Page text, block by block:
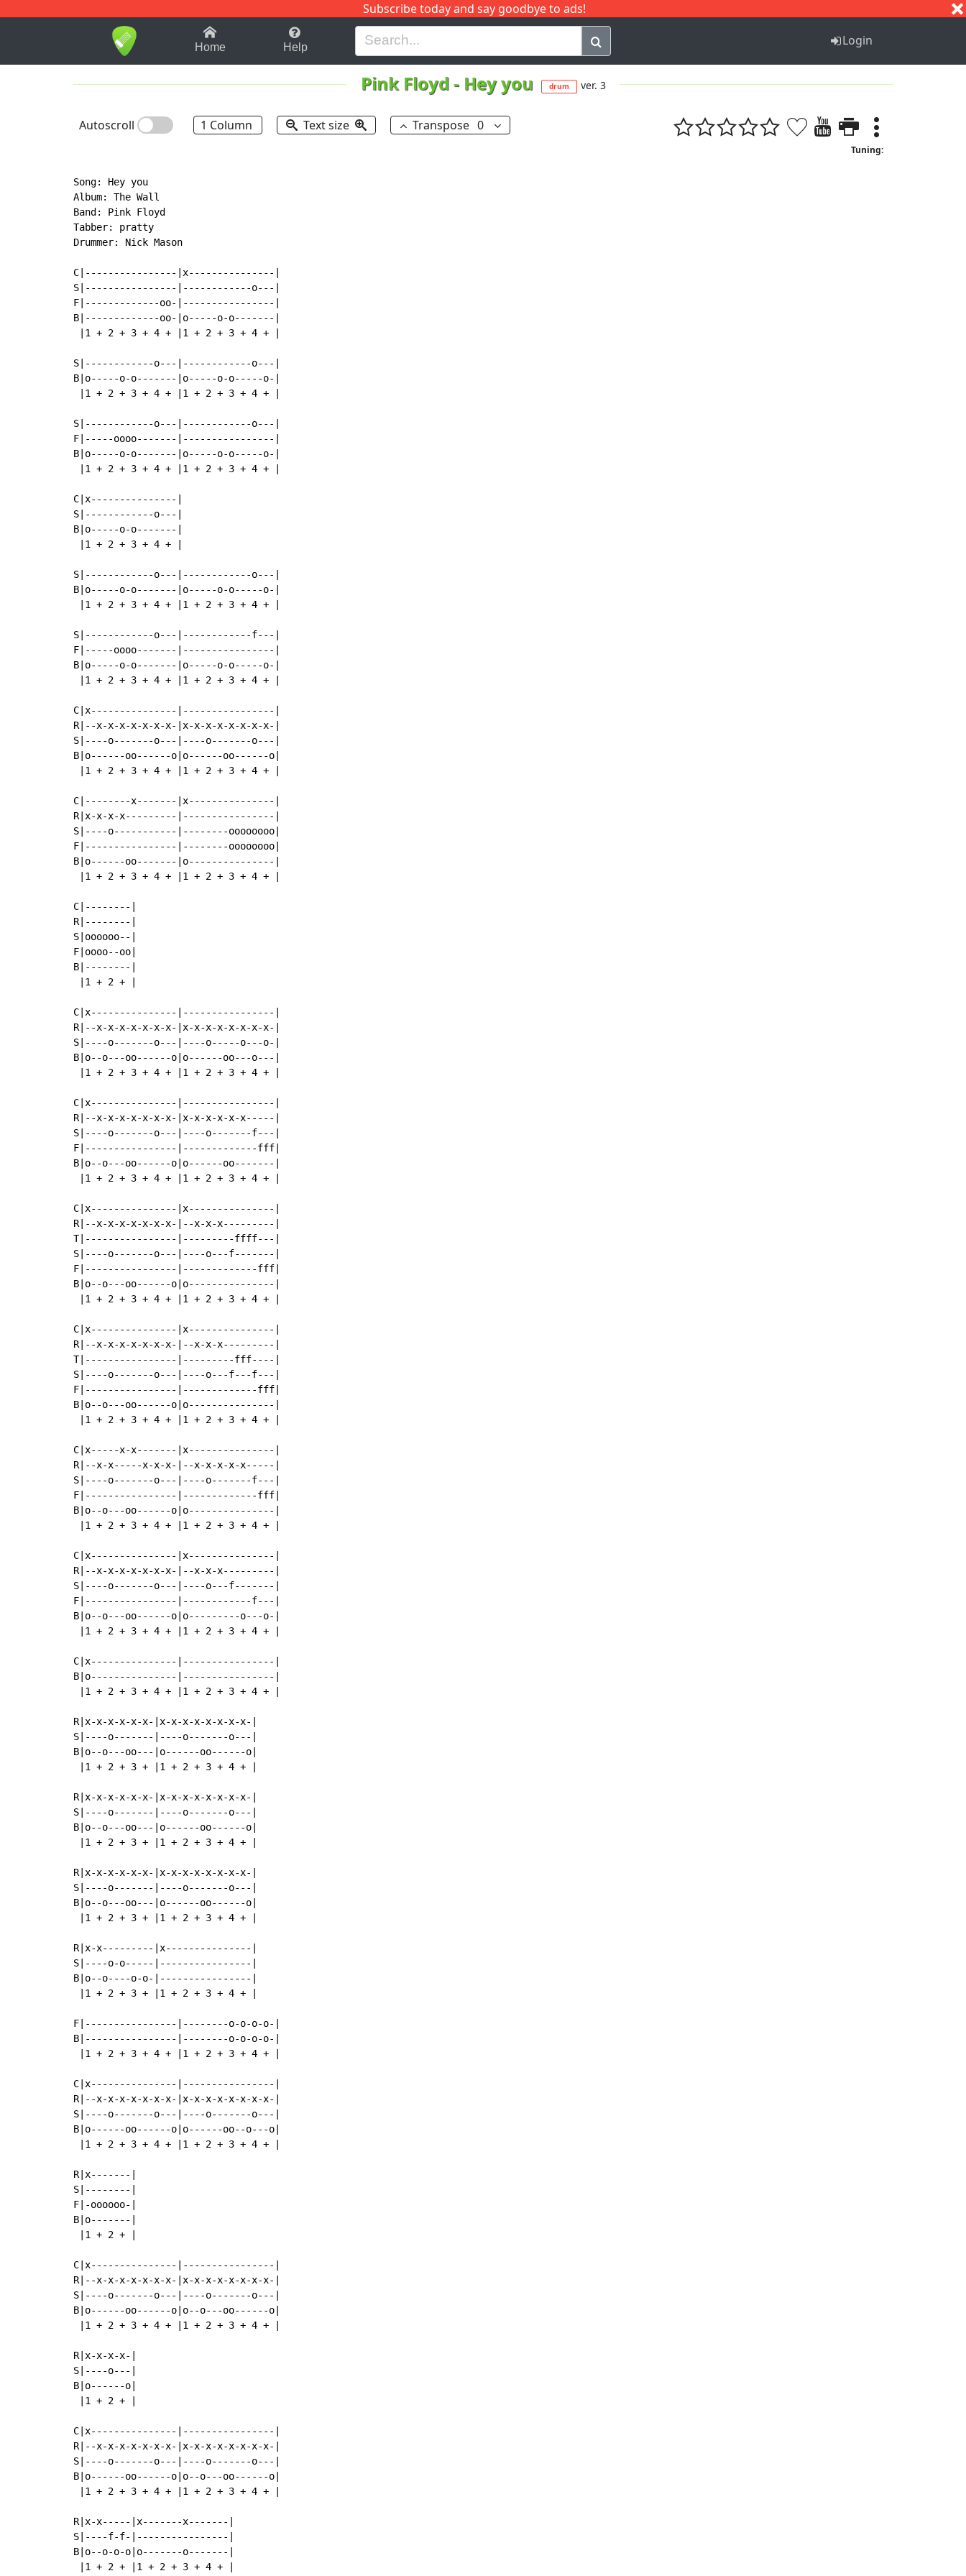
Subscribe today and say goodbye to ads!
1-9 B H I J Q
Home Help Login
Pink Floyd- Hey you drum ver. 3
Autoscroll 1 Column Text size Transpose 0
Tuning:
Song: Hey you
Album: The Wall
Band: Pink Floyd
Tabber: pratty
Drummer: Nick Mason
C|----------------|x---------------|
S|----------------|------------o---|
F|-------------oo-|----------------|
B|-------------oo-|o-----o-o-------|
|1 + 2 + 3 + 4 + |1 + 2 + 3 + 4 + |
S|------------o---|------------o---|
B|o-----o-o-------|o-----o-o-----o-|
|1 + 2 + 3 + 4 + |1 + 2 + 3 + 4 + |
S|------------o---|------------o---|
F|-----oooo-------|----------------|
B|o-----o-o-------|o-----o-o-----o-|
|1 + 2 + 3 + 4 + |1 + 2 + 3 + 4 + |
C|x---------------|
S|------------o---|
B|o-----o-o-------|
|1 + 2 + 3 + 4 + |
S|------------o---|------------o---|
B|o-----o-o-------|o-----o-o-----o-|
|1 + 2 + 3 + 4 + |1 + 2 + 3 + 4 + |
S|------------o---|------------f---|
F|-----oooo-------|----------------|
B|o-----o-o-------|o-----o-o-----o-|
|1 + 2 + 3 + 4 + |1 + 2 + 3 + 4 + |
C|x---------------|----------------|
R|--x-x-x-x-x-x-x-|x-x-x-x-x-x-x-x-|
S|----o-------o---|----o-------o---|
B|o------oo------o|o------oo------o|
|1 + 2 + 3 + 4 + |1 + 2 + 3 + 4 + |
C|--------x-------|x---------------|
R|x-x-x-x---------|----------------|
S|----o-----------|--------oooooooo|
F|----------------|--------oooooooo|
B|o------oo-------|o---------------|
|1 + 2 + 3 + 4 + |1 + 2 + 3 + 4 + |
C|--------|
R|--------|
S|oooooo--|
F|oooo--oo|
B|--------|
|1 + 2 + |
C|x---------------|----------------|
R|--x-x-x-x-x-x-x-|x-x-x-x-x-x-x-x-|
S|----o-------o---|----o-----o---o-|
B|o--o---oo------o|o------oo---o---|
|1 + 2 + 3 + 4 + |1 + 2 + 3 + 4 + |
C|x---------------|----------------|
R|--x-x-x-x-x-x-x-|x-x-x-x-x-x-----|
S|----o-------o---|----o-------f---|
F|----------------|-------------fff|
B|o--o---oo------o|o------oo-------|
|1 + 2 + 3 + 4 + |1 + 2 + 3 + 4 + |
C|x---------------|x---------------|
R|--x-x-x-x-x-x-x-|--x-x-x---------|
T|----------------|---------ffff---|
S|----o-------o---|----o---f-------|
F|----------------|-------------fff|
B|o--o---oo------o|o---------------|
|1 + 2 + 3 + 4 + |1 + 2 + 3 + 4 + |
C|x---------------|x---------------|
R|--x-x-x-x-x-x-x-|--x-x-x---------|
T|----------------|---------fff----|
S|----o-------o---|----o---f---f---|
F|----------------|-------------fff|
B|o--o---oo------o|o---------------|
|1 + 2 + 3 + 4 + |1 + 2 + 3 + 4 + |
C|x-----x-x-------|x---------------|
R|--x-x-----x-x-x-|--x-x-x-x-x-----|
S|----o-------o---|----o-------f---|
F|----------------|-------------fff|
B|o--o---oo------o|o---------------|
|1 + 2 + 3 + 4 + |1 + 2 + 3 + 4 + |
C|x---------------|x---------------|
R|--x-x-x-x-x-x-x-|--x-x-x---------|
S|----o-------o---|----o---f-------|
F|----------------|------------f---|
B|o--o---oo------o|o---------o---o-|
|1 + 2 + 3 + 4 + |1 + 2 + 3 + 4 + |
C|x---------------|----------------|
B|o---------------|----------------|
|1 + 2 + 3 + 4 + |1 + 2 + 3 + 4 + |
R|x-x-x-x-x-x-|x-x-x-x-x-x-x-x-|
S|----o-------|----o-------o---|
B|o--o---oo---|o------oo------o|
|1 + 2 + 3 + |1 + 2 + 3 + 4 + |
R|x-x-x-x-x-x-|x-x-x-x-x-x-x-x-|
S|----o-------|----o-------o---|
B|o--o---oo---|o------oo------o|
|1 + 2 + 3 + |1 + 2 + 3 + 4 + |
R|x-x-x-x-x-x-|x-x-x-x-x-x-x-x-|
S|----o-------|----o-------o---|
B|o--o---oo---|o------oo------o|
|1 + 2 + 3 + |1 + 2 + 3 + 4 + |
R|x-x---------|x---------------|
S|----o-o-----|----------------|
B|o--o----o-o-|----------------|
|1 + 2 + 3 + |1 + 2 + 3 + 4 + |
F|----------------|--------o-o-o-o-|
B|----------------|--------o-o-o-o-|
|1 + 2 + 3 + 4 + |1 + 2 + 3 + 4 + |
C|x---------------|----------------|
R|--x-x-x-x-x-x-x-|x-x-x-x-x-x-x-x-|
S|----o-------o---|----o-------o---|
B|o------oo------o|o------oo--o---o|
|1 + 2 + 3 + 4 + |1 + 2 + 3 + 4 + |
R|x-------|
S|--------|
F|-oooooo-|
B|o-------|
|1 + 2 + |
C|x---------------|----------------|
R|--x-x-x-x-x-x-x-|x-x-x-x-x-x-x-x-|
S|----o-------o---|----o-------o---|
B|o------oo------o|o--o---oo------o|
|1 + 2 + 3 + 4 + |1 + 2 + 3 + 4 + |
R|x-x-x-x-|
S|----o---|
B|o------o|
|1 + 2 + |
C|x---------------|----------------|
R|--x-x-x-x-x-x-x-|x-x-x-x-x-x-x-x-|
S|----o-------o---|----o-------o---|
B|o------oo------o|o--o---oo------o|
|1 + 2 + 3 + 4 + |1 + 2 + 3 + 4 + |
R|x-x-----|x-------x-------|
S|----f-f-|----------------|
B|o--o-o-o|o-------o-------|
|1 + 2 + |1 + 2 + 3 + 4 + |